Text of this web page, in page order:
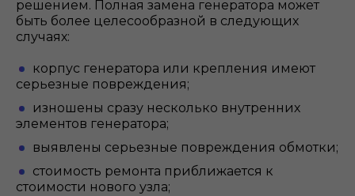
решением. Полная замена генератора может
быть более целесообразной в следующих
случаях:
корпус генератора или крепления имеют
серьезные повреждения;
изношены сразу несколько внутренних
элементов генератора;
выявлены серьезные повреждения обмотки;
стоимость ремонта приближается к
стоимости нового узла;